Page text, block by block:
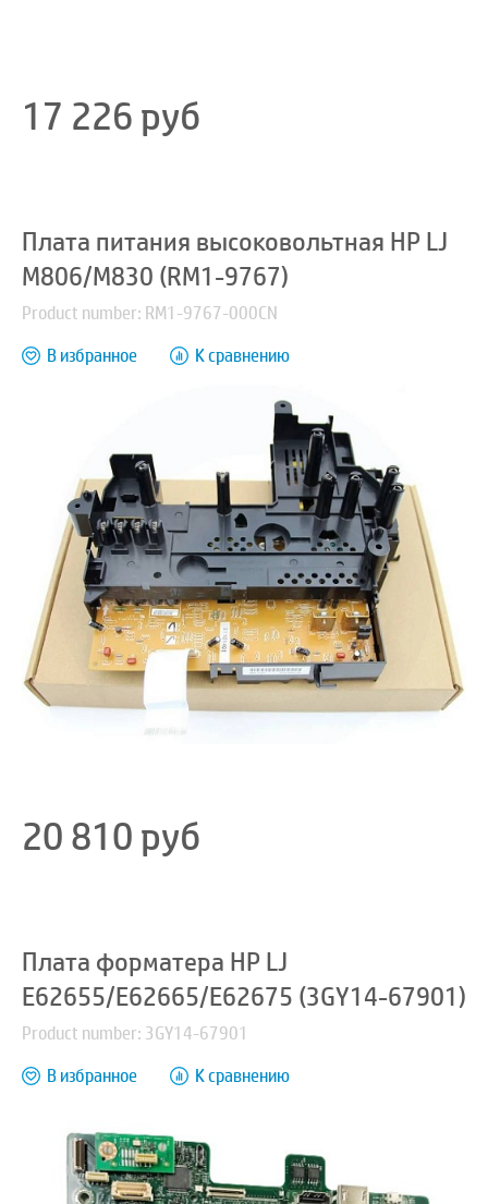
17 226руб
Плата питания высоковольтная HP LJ
M806/M830 (RM1-9767)
Product number: RM1-9767-000CN
В избранное
К сравнению
20 810руб
Плата форматера HP LJ
E62655/E62665/E62675 (3GY14-67901)
Product number: 3GY14-67901
В избранное
К сравнению